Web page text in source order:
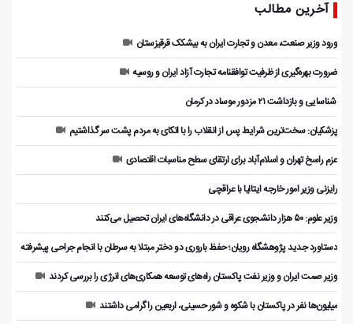
آخرین مطالب
ورود وزیر صنعت، معدن و تجارت ایران به بیشکک قرقیزستان
ضرورت بهره‌گیری از ظرفیت توافقنامه تجارت آزاد ایران و روسیه
️ شناسایی و بازداشت ۲۱ مزدور موساد در کرمان
پزشکیان: سخت‌ترین شرایط پس از انقلاب را با اتکای به مردم پشت سر گذاشتیم
عزم راسخ تهران و اسلام‌آباد برای ارتقای سطح مناسبات اقتصادی
رایزنی وزیر امور خارجه ایتالیا با عراقچی
وزیر علوم: ۵۰ هزار دانشجوی عراقی در دانشگاه‌های ایران تحصیل می‌کنند
دستاورد جدید پژوهشگاه رویان؛ حفظ باروری دو دختر مبتلا به سرطان با انجام جراحی پیشرفته
وزیر صمت ایران و وزیر نفت پاکستان راه‌های توسعه همکاری‌های انرژی را بررسی کردند
میلیون‌ها نفر در پاکستان با شکوه و شور حسینی، اربعین را گرامی داشتند